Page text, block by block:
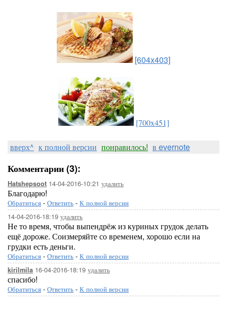
[604x403]
[700x451]
вверх^ к полной версии понравилось! в evernote
Комментарии (3):
Hatshepsoot 14-04-2016-10:21 удалить
Благодарю!
Обратиться - Ответить - К полной версии
14-04-2016-18:19 удалить
Не то время, чтобы выпендрёж из куриных грудок делать
ещё дороже. Соизмеряйте со временем, хорошо если на
грудки есть деньги.
Обратиться - Ответить - К полной версии
kirilmila 16-04-2016-18:19 удалить
спасибо!
Обратиться - Ответить - К полной версии